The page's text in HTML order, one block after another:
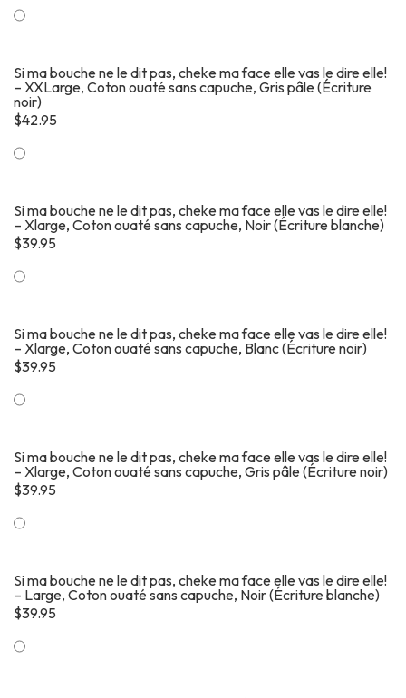
Si ma bouche ne le dit pas, cheke ma face elle vas le dire elle!
– XXLarge, Coton ouaté sans capuche, Gris pâle (Écriture
noir)
$42.95
Si ma bouche ne le dit pas, cheke ma face elle vas le dire elle!
– Xlarge, Coton ouaté sans capuche, Noir (Écriture blanche)
$39.95
Si ma bouche ne le dit pas, cheke ma face elle vas le dire elle!
– Xlarge, Coton ouaté sans capuche, Blanc (Écriture noir)
$39.95
Si ma bouche ne le dit pas, cheke ma face elle vas le dire elle!
– Xlarge, Coton ouaté sans capuche, Gris pâle (Écriture noir)
$39.95
Si ma bouche ne le dit pas, cheke ma face elle vas le dire elle!
– Large, Coton ouaté sans capuche, Noir (Écriture blanche)
$39.95